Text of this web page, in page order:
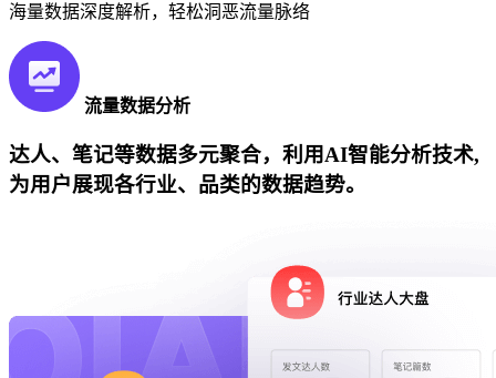
海量数据深度解析，轻松洞恶流量脉络
流量数据分析
达人、笔记等数据多元聚合，利用AI智能分析技术,
为用户展现各行业、品类的数据趋势。